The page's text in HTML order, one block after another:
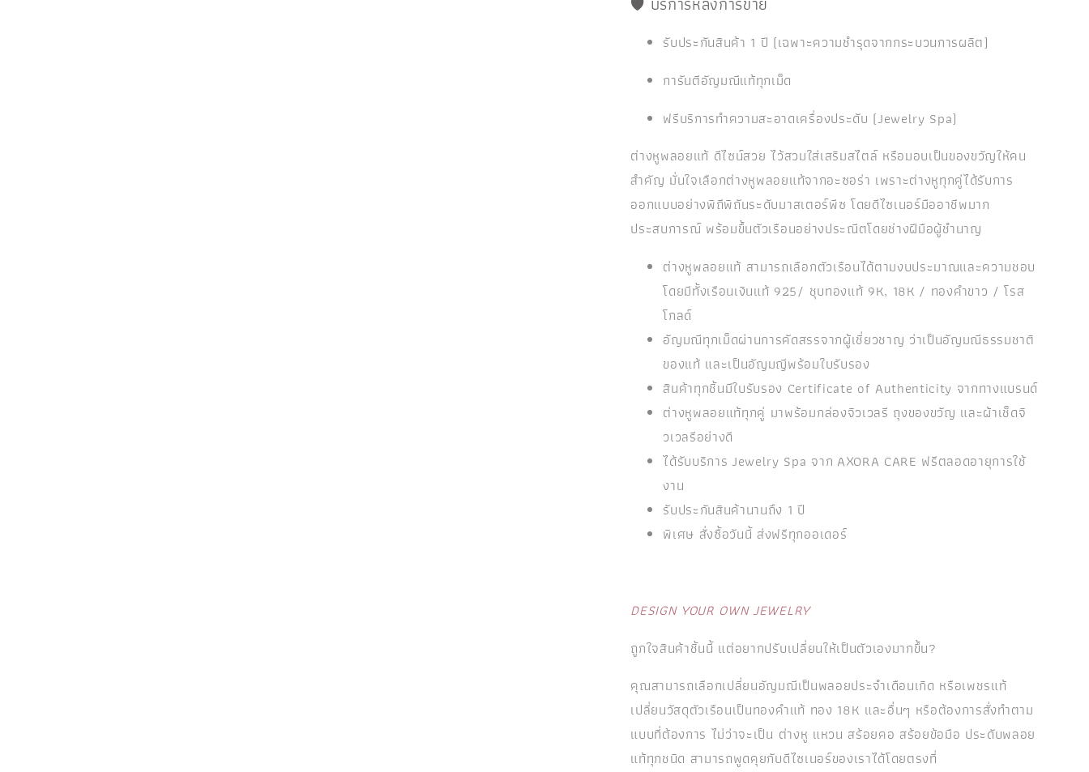
รับประกันสินค้า 1 ปี (เฉพาะความชำรุดจากกระบวนการผลิต)
การันตีอัญมณีแท้ทุกเม็ด
ฟรีบริการทำความสะอาดเครื่องประดับ (Jewelry Spa)
ต่างหูพลอยแท้ ดีไซน์สวย ไว้สวมใส่เสริมสไตล์ หรือมอบเป็นของขวัญให้คน
สำคัญ มั่นใจเลือกต่างหูพลอยแท้จากอะซอร่า เพราะต่างหูทุกคู่ได้รับการ
ออกแบบอย่างพิถีพิถันระดับมาสเตอร์พีซ โดยดีไซเนอร์มืออาชีพมาก
ประสบการณ์ พร้อมขึ้นตัวเรือนอย่างประณีตโดยช่างฝีมือผู้ชำนาญ
ต่างหูพลอยแท้ สามารถเลือกตัวเรือนได้ตามงบประมาณและความชอบ
โดยมีทั้งเรือนเงินแท้ 925/ ชุบทองแท้ 9K, 18K / ทองคำขาว / โรส
โกลด์
อัญมณีทุกเม็ดผ่านการคัดสรรจากผู้เชี่ยวชาญ ว่าเป็นอัญมณีธรรมชาติ
ของแท้ และเป็นอัญมญีพร้อมใบรับรอง
สินค้าทุกชิ้นมีใบรับรอง Certificate of Authenticity จากทางแบรนด์
ต่างหูพลอยแท้ทุกคู่ มาพร้อมกล่องจิวเวลรี ถุงของขวัญ และผ้าเช็ดจิ
วเวลรีอย่างดี
ได้รับบริการ Jewelry Spa จาก AXORA CARE ฟรีตลอดอายุการใช้
งาน
รับประกันสินค้านานถึง 1 ปี
พิเศษ สั่งซื้อวันนี้ ส่งฟรีทุกออเดอร์
DESIGN YOUR OWN JEWELRY
ถูกใจสินค้าชิ้นนี้ แต่อยากปรับเปลี่ยนให้เป็นตัวเองมากขึ้น?
คุณสามารถเลือกเปลี่ยนอัญมณีเป็นพลอยประจำเดือนเกิด หรือเพชรแท้
เปลี่ยนวัสดุตัวเรือนเป็นทองคำแท้ ทอง 18K และอื่นๆ หรือต้องการสั่งทำตาม
แบบที่ต้องการ ไม่ว่าจะเป็น ต่างหู แหวน สร้อยคอ สร้อยข้อมือ ประดับพลอย
แท้ทุกชนิด สามารถพูดคุยกับดีไซเนอร์ของเราได้โดยตรงที่